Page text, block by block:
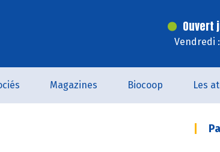
Ouvert
Vendredi
Magazines Biocoop Les